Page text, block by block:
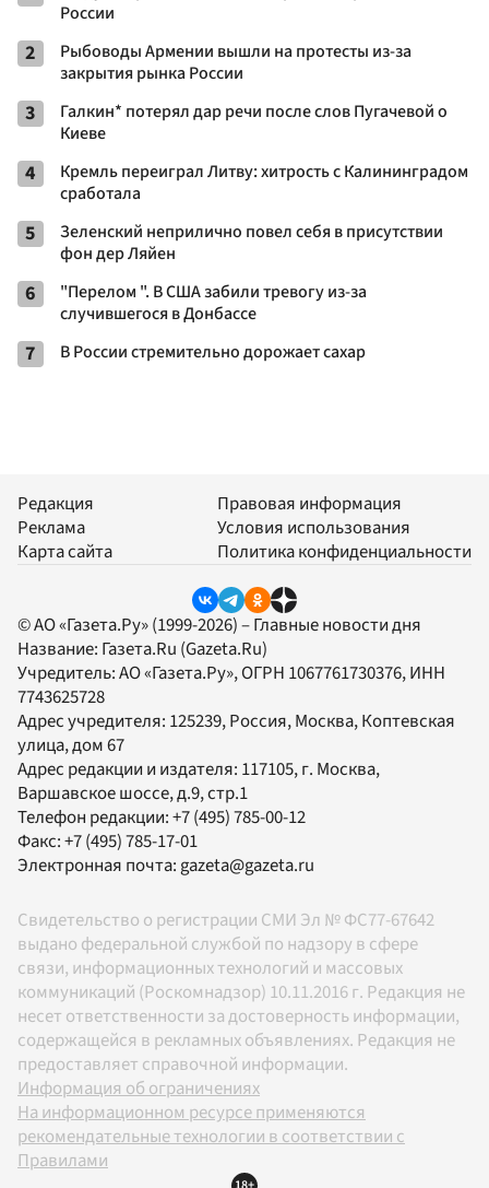
России
2
Рыбоводы Армении вышли на протесты из-за
закрытия рынка России
3
Галкин* потерял дар речи после слов Пугачевой о
Киеве
4
Кремль переиграл Литву: хитрость с Калининградом
сработала
5
Зеленский неприлично повел cебя в присутствии
фон дер Ляйен
6
"Перелом ". В США забили тревогу из-за
случившегося в Донбассе
7 В России стремительно дорожает сахар
Редакция
Реклама
Карта сайта
Правовая информация
Условия использования
Политика конфиденциальности
© АО «Газета.Ру» (1999-2026) – Главные новости дня
Название: Газета.Ru (Gazeta.Ru)
Учредитель:АО «Газета.Ру», ОГРН 1067761730376, ИНН
7743625728
Адрес учредителя: 125239, Россия, Москва, Коптевская
улица, дом 67
Адрес редакции и издателя: 117105, г. Москва,
Варшавское шоссе, д.9, стр.1
Телефон редакции:+7 (495) 785-00-12
Факс:+7 (495) 785-17-01
Электронная почта: gazeta@gazeta.ru
Свидетельство о регистрации СМИ Эл № ФС77-67642
выдано федеральной службой по надзору в сфере
связи, информационных технологий и массовых
коммуникаций (Роскомнадзор) 10.11.2016 г. Редакция не
несет ответственности за достоверность информации,
содержащейся в рекламных объявлениях. Редакция не
предоставляет справочной информации.
Информация об ограничениях
На информационном ресурсе применяются
рекомендательные технологии в соответствии с
Правилами